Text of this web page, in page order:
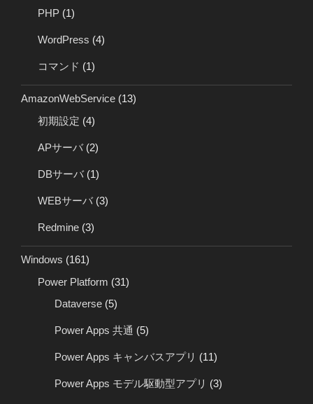
PHP (1)
WordPress (4)
コマンド (1)
AmazonWebService (13)
初期設定 (4)
APサーバ(2)
DBサーバ(1)
WEBサーバ(3)
Redmine (3)
Windows (161)
Power Platform (31)
Dataverse (5)
Power Apps 共通 (5)
Power Apps キャンバスアプリ (11)
Power Apps モデル駆動型アプリ (3)